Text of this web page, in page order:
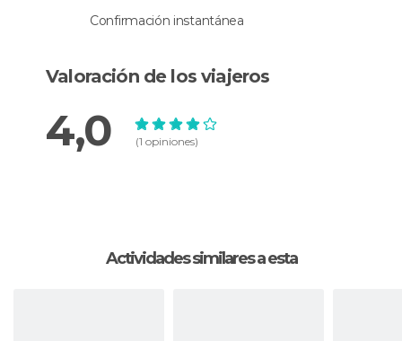
Confirmación instantánea
Valoración de los viajeros
4,0 (1 opiniones)
Actividades similares a esta